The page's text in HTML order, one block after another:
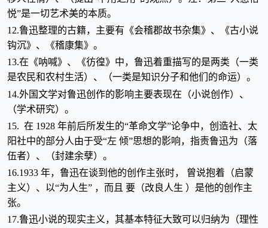
悦”是一切艺术美的本质。
12.鲁迅整理的古籍，主要有《会稽郡故书杂集》、《古小说
钩沉》、《稽康集》。
13.在《呐喊》、《彷徨》中，鲁迅着重描写的是两类（一类
是农民和农村生活）、（一类是知识分子和他们的命运）。
14.外国文学对鲁迅创作的影响主要表现在（小说创作）、
（学术研究）。
15. 在 1928 年前后所发生的“革命文学”论争中，创造社、太
阳社中的部分人由于受“左 倾”思想的影响，指责鲁迅为（落
伍者）、（封建余孽）。
16.1933 年，鲁迅在谈到他的创作主张时， 曾说抱着（启蒙
主义）、以“为人生” ，而且 要（改良人生 ）是他的创作主
张。
17.鲁迅小说的现实主义，其基本特征大致可以归纳为（理性